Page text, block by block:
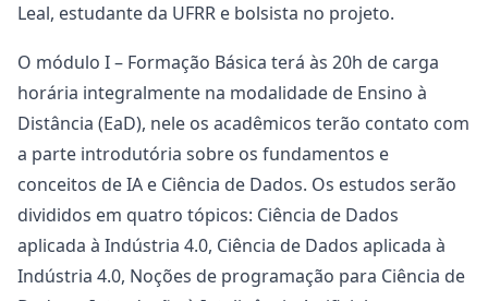
Leal, estudante da UFRR e bolsista no projeto.
O módulo I – Formação Básica terá às 20h de carga
horária integralmente na modalidade de Ensino à
Distância (EaD), nele os acadêmicos terão contato com
a parte introdutória sobre os fundamentos e
conceitos de IA e Ciência de Dados. Os estudos serão
divididos em quatro tópicos: Ciência de Dados
aplicada à Indústria 4.0, Ciência de Dados aplicada à
Indústria 4.0, Noções de programação para Ciência de